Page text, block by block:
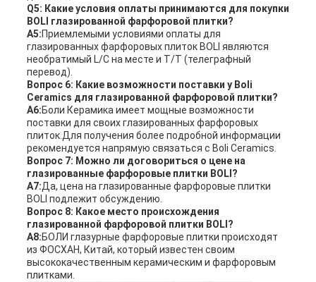
Q5: Какие условия оплаты принимаются для покупки
BOLI глазированной фарфоровой плитки?
A5:Приемлемыми условиями оплаты для
глазированных фарфоровых плиток BOLI являются
необратимый L/C на месте и T/T (телеграфный
перевод).
Вопрос 6: Какие возможности поставки у Boli
Ceramics для глазированной фарфоровой плитки?
A6:Боли Керамика имеет мощные возможности
поставки для своих глазированных фарфоровых
плиток.Для получения более подробной информации
рекомендуется напрямую связаться с Boli Ceramics.
Вопрос 7: Можно ли договориться о цене на
глазированные фарфоровые плитки BOLI?
А7:Да, цена на глазированные фарфоровые плитки
BOLI подлежит обсуждению.
Вопрос 8: Какое место происхождения
глазированной фарфоровой плитки BOLI?
A8:БОЛИ глазурные фарфоровые плитки происходят
из ФОСХАН, Китай, который известен своим
высококачественным керамическим и фарфоровым
плитками.